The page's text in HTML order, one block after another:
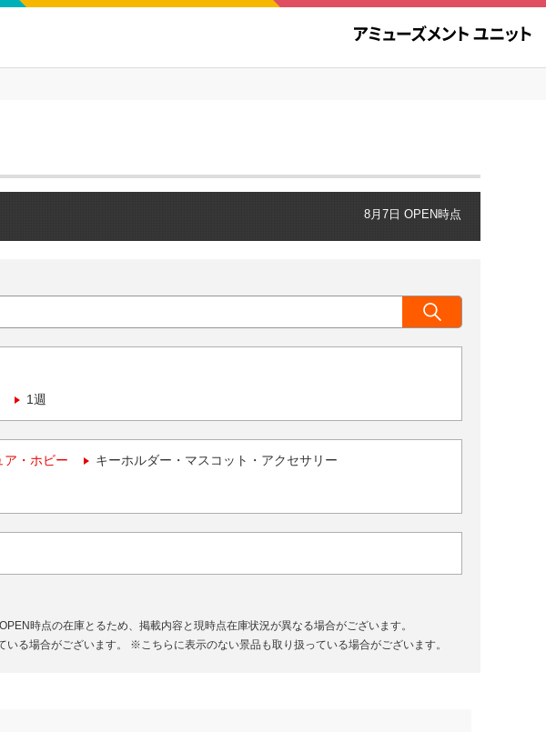
8月7日 OPEN時点
1週
ア・ホビー キーホルダー・マスコット・アクセサリー
時点の在庫とるため、掲載内容と現時点在庫状況が異なる場合がございます。
る場合がございます。
※こちらに表示のない景品も取り扱っている場合がございます。